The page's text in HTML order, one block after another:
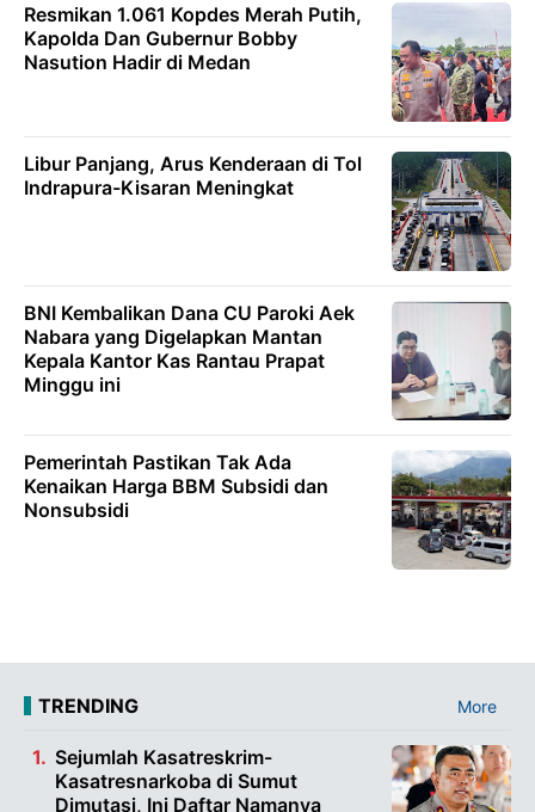
Resmikan 1.061 Kopdes Merah Putih,
Kapolda Dan Gubernur Bobby
Nasution Hadir di Medan
Libur Panjang, Arus Kenderaan di Tol
Indrapura-Kisaran Meningkat
BNI Kembalikan Dana CU Paroki Aek
Nabara yang Digelapkan Mantan
Kepala Kantor Kas Rantau Prapat
Minggu ini
Pemerintah Pastikan Tak Ada
Kenaikan Harga BBM Subsidi dan
Nonsubsidi
TRENDING More
Sejumlah Kasatreskrim-
Kasatresnarkoba di Sumut
Dimutasi, Ini Daftar Namanya